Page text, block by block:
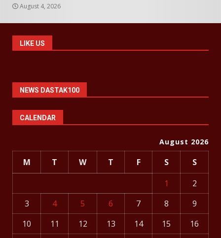
August 4, 2026
LIKE US
NEWS DASTAK100
CALENDAR
August 2026
M T W T F S
S
1
2
3
4 5 6 7 8
9
10
11 12 13 14 15 16